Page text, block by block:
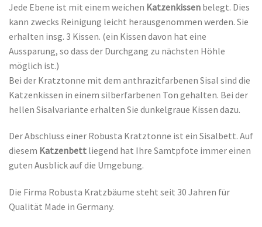
Jede Ebene ist mit einem weichen Katzenkissen belegt. Dies
kann zwecks Reinigung leicht herausgenommen werden. Sie
erhalten insg. 3 Kissen. (ein Kissen davon hat eine
Aussparung, so dass der Durchgang zu nächsten Höhle
möglich ist.)
Bei der Kratztonne mit dem anthrazitfarbenen Sisal sind die
Katzenkissen in einem silberfarbenen Ton gehalten. Bei der
hellen Sisalvariante erhalten Sie dunkelgraue Kissen dazu.
Der Abschluss einer Robusta Kratztonne ist ein Sisalbett. Auf
diesem Katzenbett liegend hat Ihre Samtpfote immer einen
guten Ausblick auf die Umgebung.
Die Firma Robusta Kratzbäume steht seit 30 Jahren für
Qualität Made in Germany.